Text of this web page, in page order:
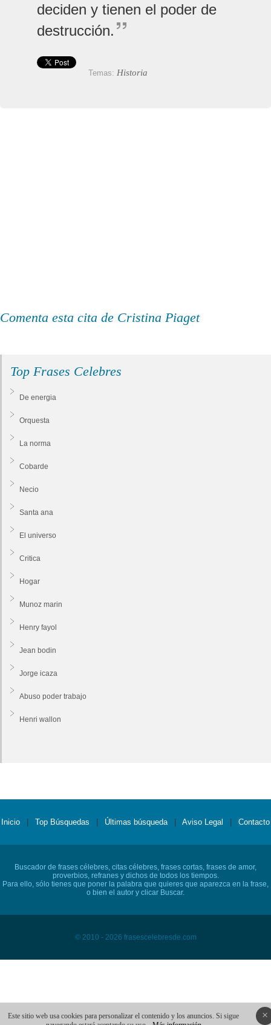
deciden y tienen el poder de
destrucción.
Temas: Historia
Comenta esta cita de Cristina Piaget
Top Frases Celebres
De energia
Orquesta
La norma
Cobarde
Necio
Santa ana
El universo
Critica
Hogar
Munoz marin
Henry fayol
Jean bodin
Jorge icaza
Abuso poder trabajo
Henri wallon
Inicio Top Búsquedas Últimas búsqueda Aviso Legal Contacto
Buscador de frases célebres, citas célebres, frases cortas, frases de amor,
proverbios, refranes y dichos de todos los tiempos.
Para ello, sólo tienes que poner la palabra que quieres que aparezca en la frase,
o bien el autor y clicar Buscar.
© 2010 - 2026 frasescelebresde.com
×
Este sitio web usa cookies para personalizar el contenido y los anuncios. Si sigue